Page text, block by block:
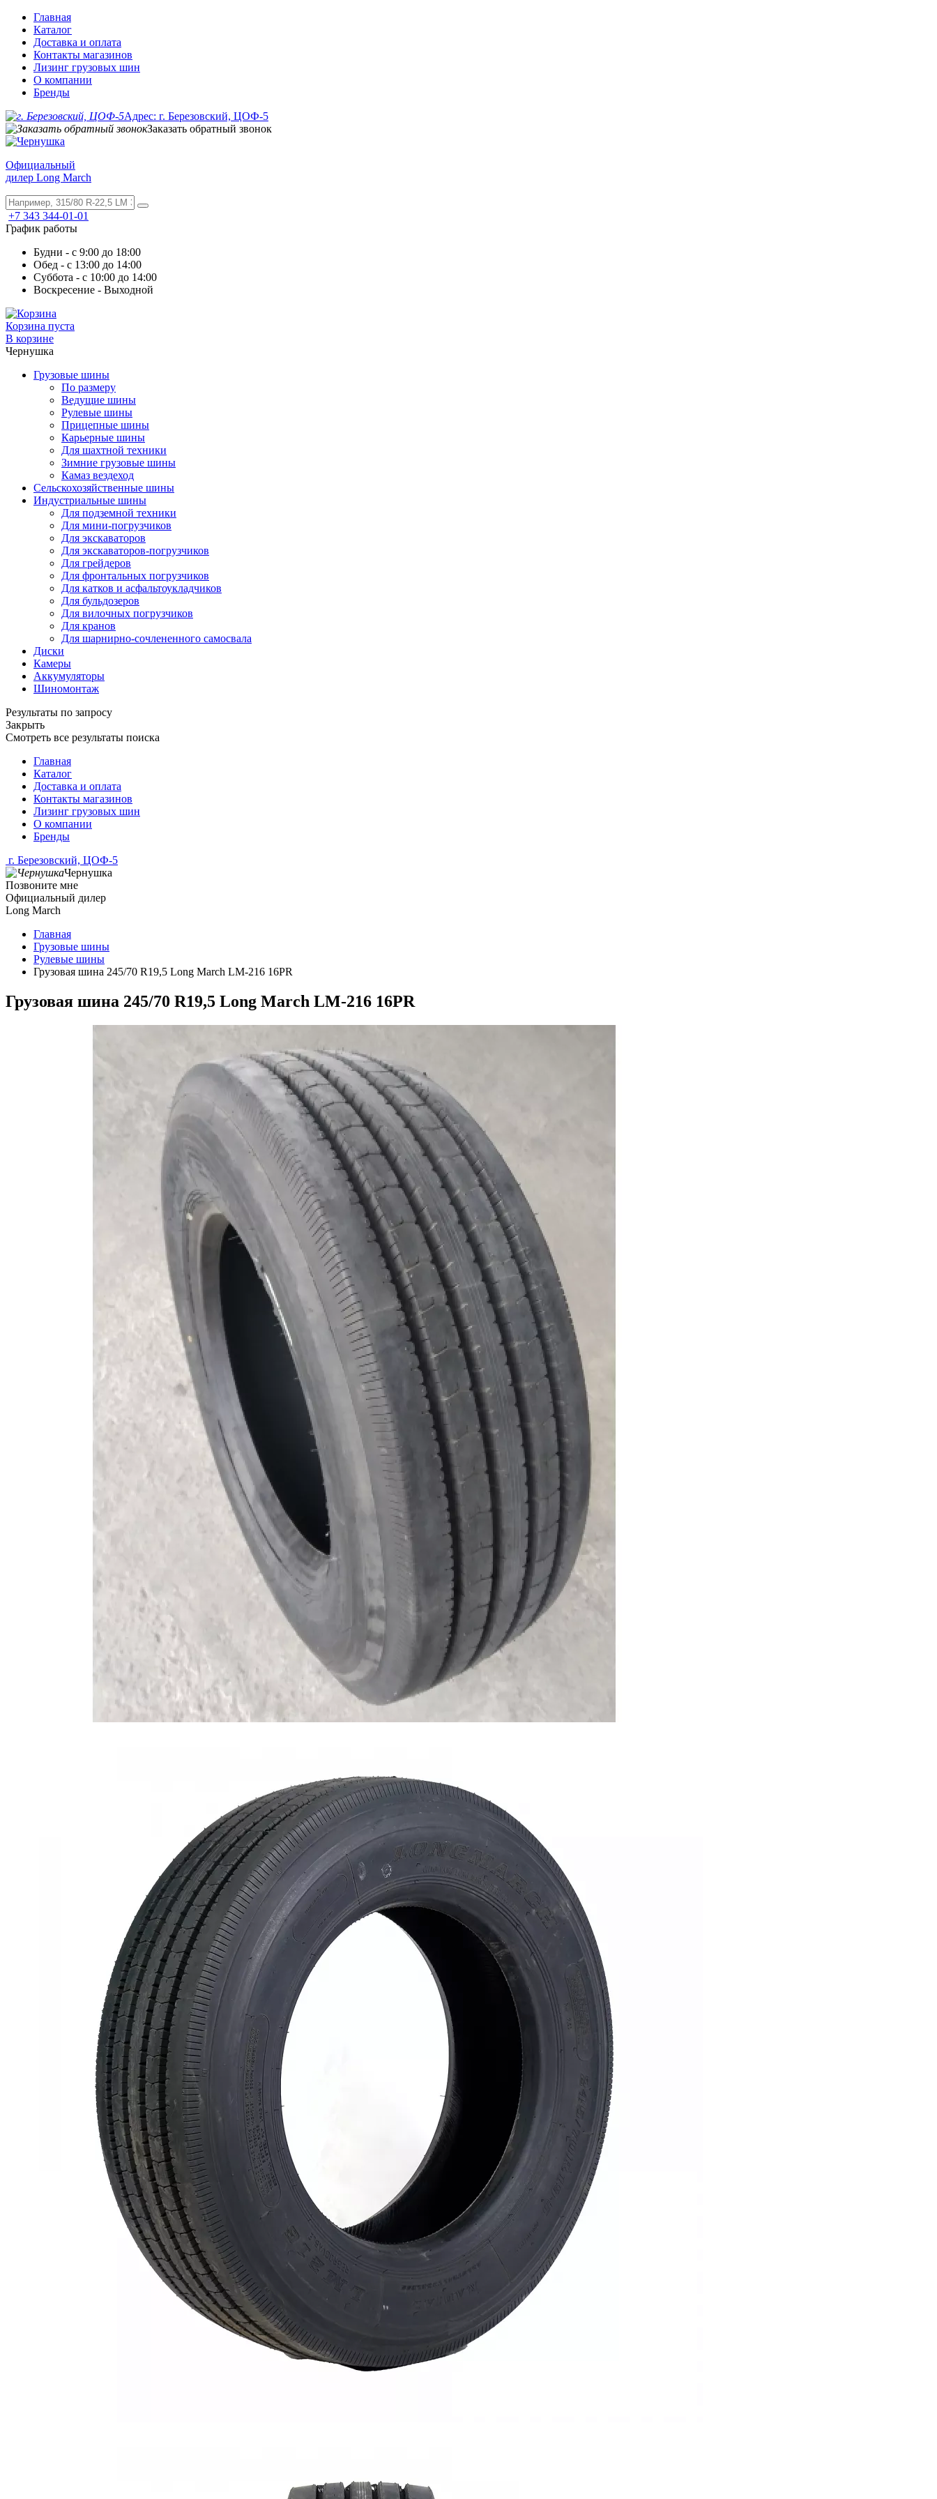
Главная
Каталог
Доставка и оплата
Контакты магазинов
Лизинг грузовых шин
О компании
Бренды
Адрес: г. Березовский, ЦОФ-5
Заказать обратный звонок
Официальный
дилер Long March
+7 343 344-01-01
График работы
Будни - с 9:00 до 18:00
Обед - с 13:00 до 14:00
Суббота - с 10:00 до 14:00
Воскресение - Выходной
Корзина пуста
В корзине
Чернушка
Грузовые шины
По размеру
Ведущие шины
Рулевые шины
Прицепные шины
Карьерные шины
Для шахтной техники
Зимние грузовые шины
Камаз вездеход
Сельскохозяйственные шины
Индустриальные шины
Для подземной техники
Для мини-погрузчиков
Для экскаваторов
Для экскаваторов-погрузчиков
Для грейдеров
Для фронтальных погрузчиков
Для катков и асфальтоукладчиков
Для бульдозеров
Для вилочных погрузчиков
Для кранов
Для шарнирно-сочлененного самосвала
Диски
Камеры
Аккумуляторы
Шиномонтаж
Результаты по запросу
Закрыть
Смотреть все результаты поиска
Главная
Каталог
Доставка и оплата
Контакты магазинов
Лизинг грузовых шин
О компании
Бренды
г. Березовский, ЦОФ-5
Чернушка
Позвоните мне
Официальный дилер
Long March
Главная
Грузовые шины
Рулевые шины
Грузовая шина 245/70 R19,5 Long March LM-216 16PR
Грузовая шина 245/70 R19,5 Long March LM-216 16PR